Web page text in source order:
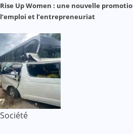
Rise Up Women : une nouvelle
l’emploi et l’entrepreneuriat
Société